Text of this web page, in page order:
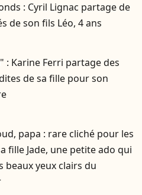
: Cyril Lignac partage de
de son fils Léo, 4 ans
: Karine Ferri partage des
de sa fille pour son
papa : rare cliché pour les
fille Jade, une petite ado qui
beaux yeux clairs du